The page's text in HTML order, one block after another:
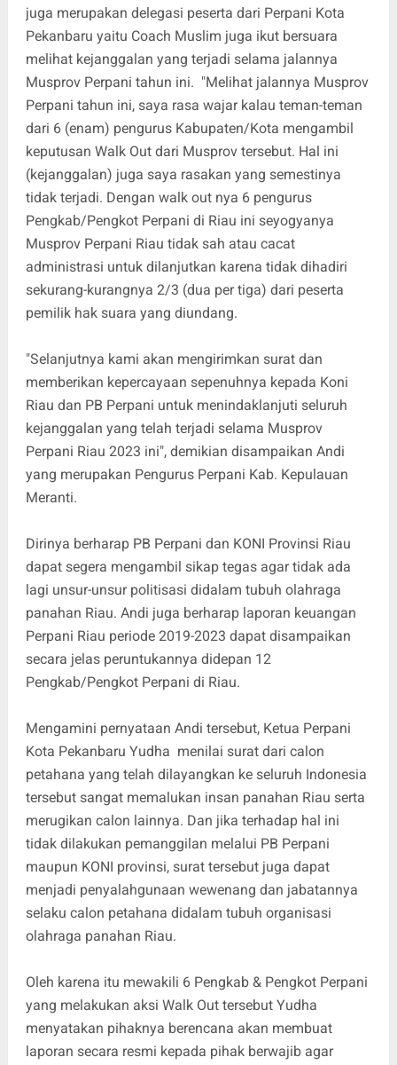
juga merupakan delegasi peserta dari Perpani Kota
Pekanbaru yaitu Coach Muslim juga ikut bersuara
melihat kejanggalan yang terjadi selama jalannya
Musprov Perpani tahun ini. "Melihat jalannya Musprov
Perpani tahun ini, saya rasa wajar kalau teman-teman
dari 6 (enam) pengurus Kabupaten/Kota mengambil
keputusan Walk Out dari Musprov tersebut. Hal ini
(kejanggalan) juga saya rasakan yang semestinya
tidak terjadi. Dengan walk out nya 6 pengurus
Pengkab/Pengkot Perpani di Riau ini seyogyanya
Musprov Perpani Riau tidak sah atau cacat
administrasi untuk dilanjutkan karena tidak dihadiri
sekurang-kurangnya 2/3 (dua per tiga) dari peserta
pemilik hak suara yang diundang.
"Selanjutnya kami akan mengirimkan surat dan
memberikan kepercayaan sepenuhnya kepada Koni
Riau dan PB Perpani untuk menindaklanjuti seluruh
kejanggalan yang telah terjadi selama Musprov
Perpani Riau 2023 ini", demikian disampaikan Andi
yang merupakan Pengurus Perpani Kab. Kepulauan
Meranti.
Dirinya berharap PB Perpani dan KONI Provinsi Riau
dapat segera mengambil sikap tegas agar tidak ada
lagi unsur-unsur politisasi didalam tubuh olahraga
panahan Riau. Andi juga berharap laporan keuangan
Perpani Riau periode 2019-2023 dapat disampaikan
secara jelas peruntukannya didepan 12
Pengkab/Pengkot Perpani di Riau.
Mengamini pernyataan Andi tersebut, Ketua Perpani
Kota Pekanbaru Yudha menilai surat dari calon
petahana yang telah dilayangkan ke seluruh Indonesia
tersebut sangat memalukan insan panahan Riau serta
merugikan calon lainnya. Dan jika terhadap hal ini
tidak dilakukan pemanggilan melalui PB Perpani
maupun KONI provinsi, surat tersebut juga dapat
menjadi penyalahgunaan wewenang dan jabatannya
selaku calon petahana didalam tubuh organisasi
olahraga panahan Riau.
Oleh karena itu mewakili 6 Pengkab & Pengkot Perpani
yang melakukan aksi Walk Out tersebut Yudha
menyatakan pihaknya berencana akan membuat
laporan secara resmi kepada pihak berwajib agar